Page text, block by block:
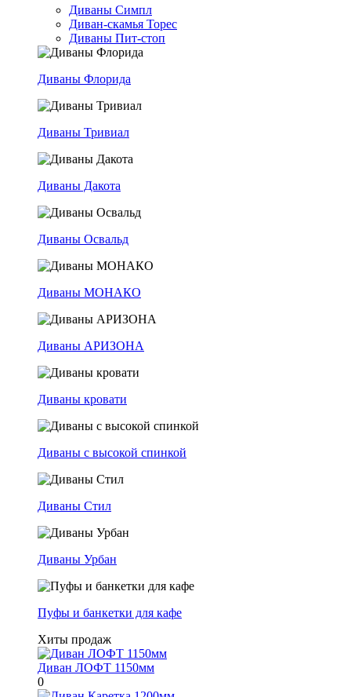
Диваны Симпл
Диван-скамья Торес
Диваны Пит-стоп
Диваны Флорида
Диваны Тривиал
Диваны Дакота
Диваны Освальд
Диваны МОНАКО
Диваны АРИЗОНА
Диваны кровати
Диваны с высокой спинкой
Диваны Стил
Диваны Урбан
Пуфы и банкетки для кафе
Хиты продаж
Диван ЛОФТ 1150мм
0